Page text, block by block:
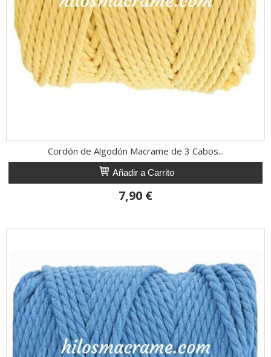
Cordón de Algodón Macrame de 3 Cabos...
Añadir a Carrito
7,90 €